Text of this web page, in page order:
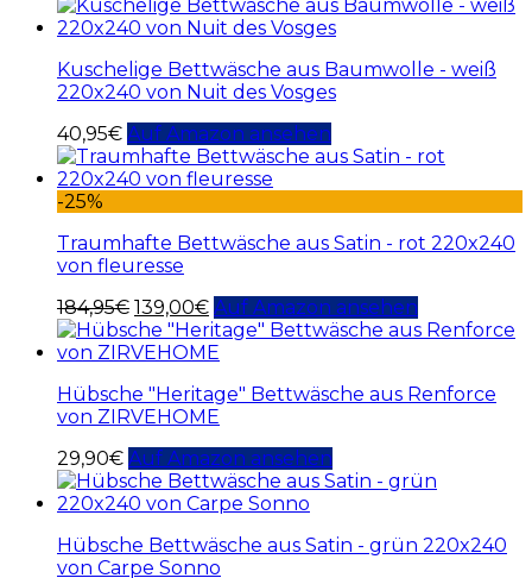
Kuschelige Bettwäsche aus Baumwolle - weiß
220x240 von Nuit des Vosges
40,95€ Auf Amazon ansehen
-25%
Traumhafte Bettwäsche aus Satin - rot 220x240
von fleuresse
184,95€ 139,00€ Auf Amazon ansehen
Hübsche "Heritage" Bettwäsche aus Renforce
von ZIRVEHOME
29,90€ Auf Amazon ansehen
Hübsche Bettwäsche aus Satin - grün 220x240
von Carpe Sonno